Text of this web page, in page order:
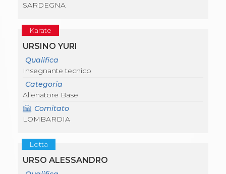
SARDEGNA
Karate
URSINO YURI
Qualifica
Insegnante tecnico
Categoria
Allenatore Base
Comitato
LOMBARDIA
Lotta
URSO ALESSANDRO